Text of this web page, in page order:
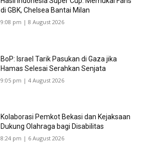
di GBK, Chelsea Bantai Milan
9:08 pm | 8 August 2026
BoP: Israel Tarik Pasukan di Gaza jika
Hamas Selesai Serahkan Senjata
9:05 pm | 4 August 2026
Kolaborasi Pemkot Bekasi dan Kejaksaan
Dukung Olahraga bagi Disabilitas
8:24 pm | 6 August 2026